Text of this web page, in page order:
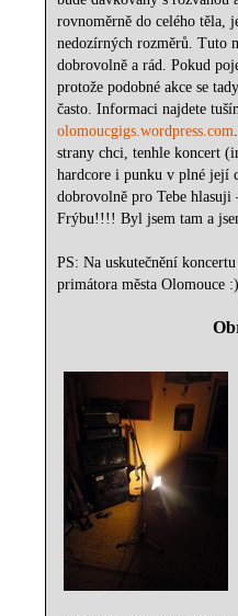
rovnoměrně do celého těla,
nedozírných rozměrů. Tuto
dobrovolně a rád. Pokud
protože podobné akce se
často. Informaci najdete
olomoucgigs.wordpress.com
strany chci, tenhle koncert
hardcore i punku v plné její
dobrovolně pro Tebe hlasuji
Frýbu!!!! Byl jsem tam a
PS: Na uskutečnění
primátora města Olomouce